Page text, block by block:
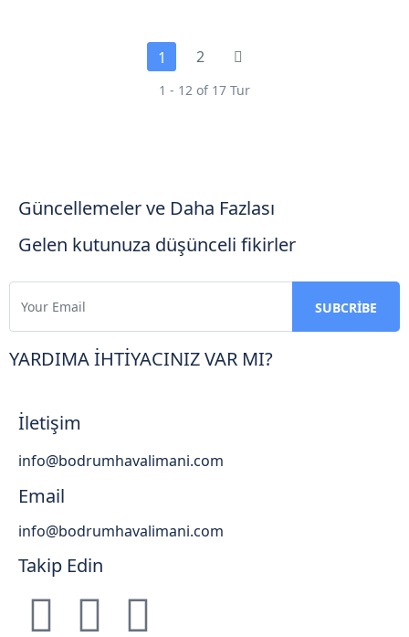
1 2
1 - 12 of 17 Tur
Güncellemeler ve Daha Fazlası
Gelen kutunuza düşünceli fikirler
YARDIMA İHTİYACINIZ VAR MI?
İletişim
info@bodrumhavalimani.com
Email
info@bodrumhavalimani.com
Takip Edin